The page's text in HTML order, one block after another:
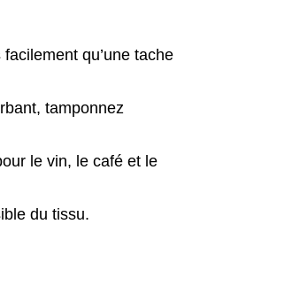
qu’une tache
tamponnez
le vin, le café et le
du tissu.